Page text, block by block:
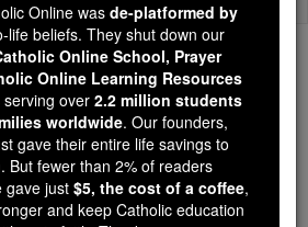
2.2 Million
Being Formed in the
supporters like you,
has already delivered
Online was de-platformed by
life beliefs. They shut down our
Online School, Prayer
Online Learning Resources
over 2.2 million students
worldwide. Our founders,
gave their entire life savings to
But fewer than 2% of readers
gave just $5, the cost of a coffee,
and keep Catholic education